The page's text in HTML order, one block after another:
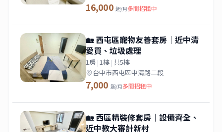
16,000 起/月多間招租中
🏡 西屯區寵物友善套房｜近中清
愛買、垃圾處理
1房 |1樓 | 共5樓
台中市西屯區中清路二段
7,000 起/月多間招租中
🏡 西區精裝修套房｜設備齊全、
近中教大審計新村